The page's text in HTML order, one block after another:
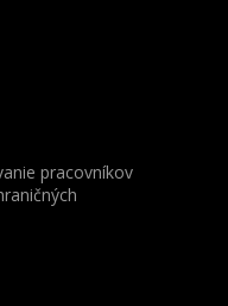
pracovníkov